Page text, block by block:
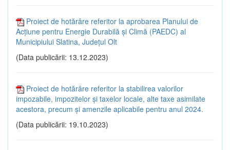
Proiect de hotărâre referitor la aprobarea Planului de
Acțiune pentru Energie Durabilă și Climă (PAEDC) al
Municipiului Slatina, Județul Olt
(Data publicării: 13.12.2023)
Proiect de hotărâre referitor la stabilirea valorilor
impozabile, impozitelor şi taxelor locale, alte taxe asimilate
acestora, precum şi amenzile aplicabile pentru anul 2024.
(Data publicării: 19.10.2023)